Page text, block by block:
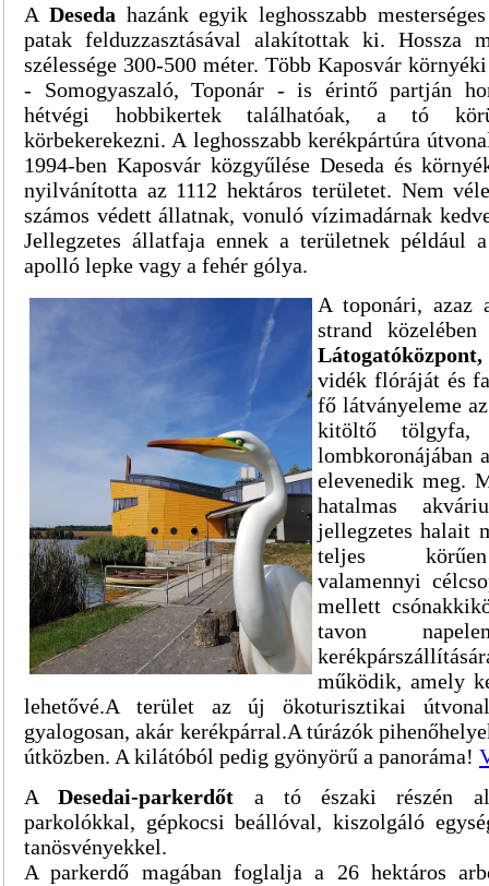
A Deseda hazánk egyik leghosszabb
patak felduzzasztásával alakítottak ki. Hossza
szélessége 300-500 méter. Több Kaposvár
- Somogyaszaló, Toponár - is érintő partján
hétvégi hobbikertek találhatóak, a tó
körbekerekezni. A leghosszabb kerékpártúra
1994-ben Kaposvár közgyűlése Deseda és
nyilvánította az 1112 hektáros területet. Nem
számos védett állatnak, vonuló vízimadárnak
Jellegzetes állatfaja ennek a területnek például
apolló lepke vagy a fehér gólya.
A toponári, azaz
strand
Látogatóközpont,
vidék flóráját és
fő látványeleme
kitöltő tölgyfa,
lombkoronájában
elevenedik meg.
hatalmas
jellegzetes halait
teljes körűen
valamennyi
mellett
tavon
működik, amely
lehetővé.A terület az új ökoturisztikai
gyalogosan, akár kerékpárral.A túrázók
útközben. A kilátóból pedig gyönyörű a panoráma!
ADesedai-parkerdőt a tó északi részén
parkolókkal, gépkocsi beállóval, kiszolgáló
tanösvényekkel.
A parkerdő magában foglalja a 26 hektáros